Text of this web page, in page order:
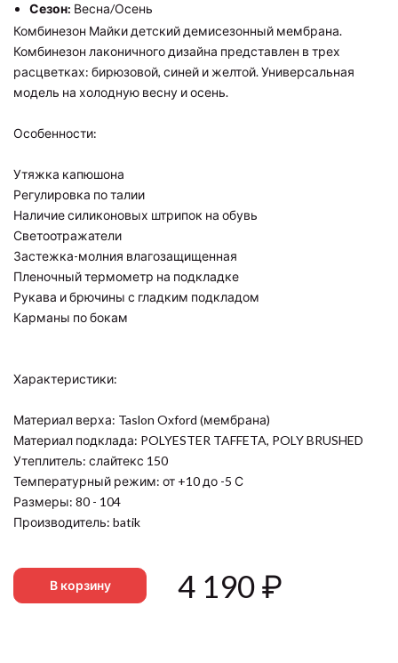
Сезон: Весна/Осень
Комбинезон Майки детский демисезонный мембрана.
Комбинезон лаконичного дизайна представлен в трех
расцветках: бирюзовой, синей и желтой. Универсальная
модель на холодную весну и осень.
Особенности:
Утяжка капюшона
Регулировка по талии
Наличие силиконовых штрипок на обувь
Светоотражатели
Застежка-молния влагозащищенная
Пленочный термометр на подкладке
Рукава и брючины с гладким подкладом
Карманы по бокам
Характеристики:
Материал верха: Taslon Oxford (мембрана)
Материал подклада: POLYESTER TAFFETA, POLY BRUSHED
Утеплитель: слайтекс 150
Температурный режим: от +10 до -5 С
Размеры: 80 - 104
Производитель: batik
В корзину 4 190₽